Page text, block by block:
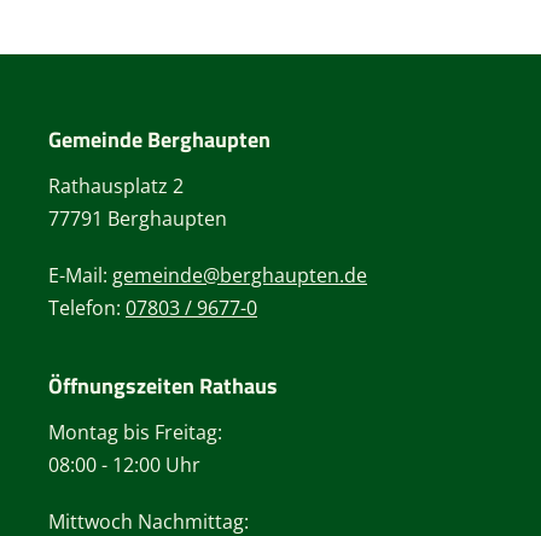
Gemeinde Berghaupten
Rathausplatz 2
77791 Berghaupten
E-Mail: gemeinde@berghaupten.de
Telefon: 07803 / 9677-0
Öffnungszeiten Rathaus
Montag bis Freitag:
08:00 - 12:00 Uhr
Mittwoch Nachmittag: